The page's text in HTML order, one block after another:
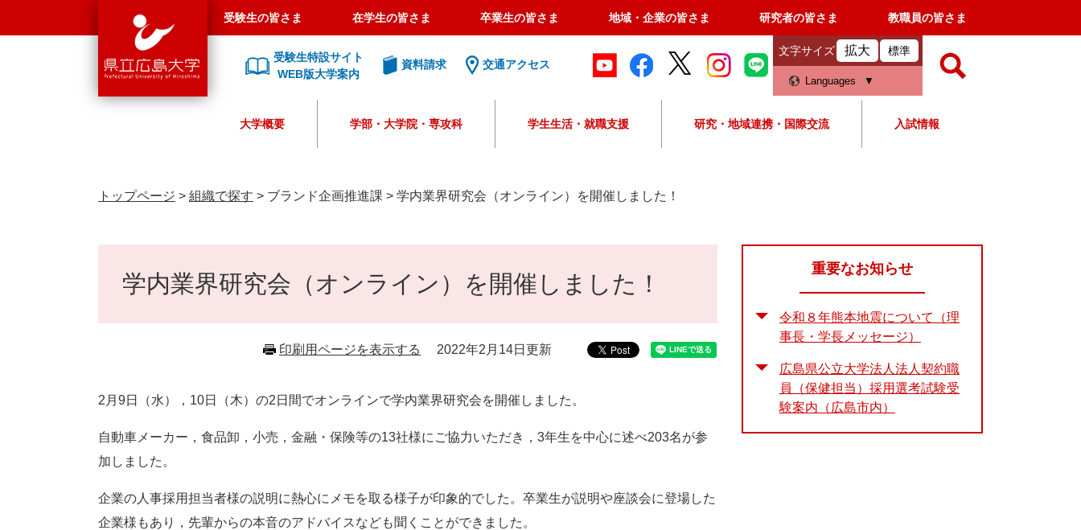
島
大
受験生の皆さま 在学生の皆さま 卒業生の皆さま 地域・企業の皆さま 研究者の皆さま 教職員の皆さま
受験生特設サイト
WEB版大学案内
資料請求 交通アクセス
文字サイズ 拡大 標準
Languages
o
e
ス
タ
索
大学概要 学部・大学院・専攻科 学生生活・就職支援 研究・地域連携・国際交流 入試情報
トップページ > 組織で探す > ブランド企画推進課 > 学内業界研究会（オンライン）を開催しました！
学内業界研究会（オンライン）を開催しました！
印刷用ページを表示する 2022年2月14日更新
2月9日（水），10日（木）の2日間でオンラインで学内業界研究会を開催しました。
自動車メーカー，食品卸，小売，金融・保険等の13社様にご協力いただき，3年生を中心に述べ203名が参
加しました。
企業の人事採用担当者様の説明に熱心にメモを取る様子が印象的でした。卒業生が説明や座談会に登場した
企業様もあり，先輩からの本音のアドバイスなども聞くことができました。
重要なお知らせ
令和８年熊本地震について（理
事長・学長メッセージ）
広島県公立大学法人法人契約職
員（保健担当）採用選考試験受
験案内（広島市内）